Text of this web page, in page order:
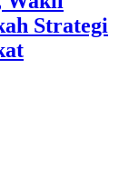
Strategi